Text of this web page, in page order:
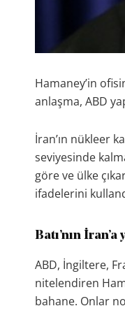
Hamaney’in
anlaşma, ABD
İran’ın nükleer
seviyesinde
göre ve ülke
ifadelerini
Batı’nın
ABD, İngiltere,
nitelendiren
bahane. Onlar